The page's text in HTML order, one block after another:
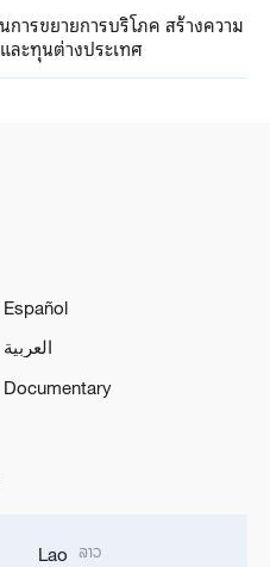
ารขยายการบริโภค สร้างความ
ละทุนต่างประเทศ
Español
العربية
Documentary
Lao ລາວ